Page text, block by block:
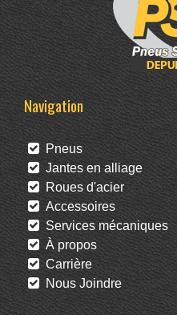
Navigation
Pneus
Jantes en alliage
Roues d'acier
Accessoires
Services mécaniques
À propos
Carrière
Nous Joindre